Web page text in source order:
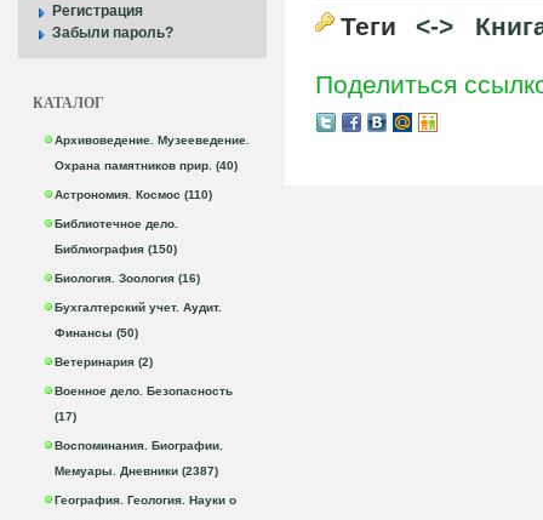
Регистрация
Забыли пароль?
КАТАЛОГ
Архивоведение. Музееведение.
Охрана памятников прир. (40)
Астрономия. Космос (110)
Библиотечное дело.
Библиография (150)
Биология. Зоология (16)
Бухгалтерский учет. Аудит.
Финансы (50)
Ветеринария (2)
Военное дело. Безопасность
(17)
Воспоминания. Биографии.
Мемуары. Дневники (2387)
География. Геология. Науки о
Теги <->
Поделиться